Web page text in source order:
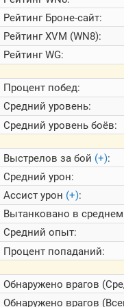
Теlegram
ВК
Портал
Мира
РейтингБроне-сайт:
РейтингXVM (WN8):
РейтингWG:
Процент побед:
Средний уровень:
Средний уровень боёв:
Выстрелов за бой (+):
Средний урон:
Ассист урон (+):
Вытанковано в среднем
Средний опыт:
Процент попаданий:
Обнаружено врагов
Обнаружено врагов